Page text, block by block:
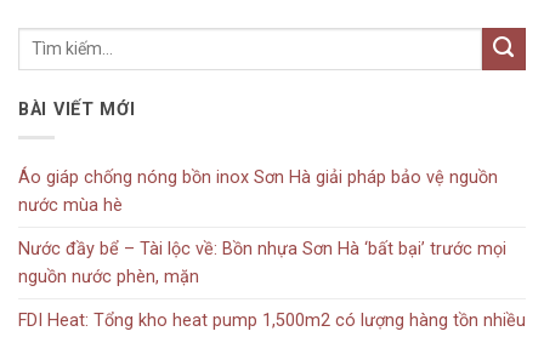
BÀI VIẾT MỚI
Áo giáp chống nóng bồn inox Sơn Hà giải pháp bảo vệ nguồn
nước mùa hè
Nước đầy bể – Tài lộc về: Bồn nhựa Sơn Hà ‘bất bại’ trước mọi
nguồn nước phèn, mặn
FDI Heat: Tổng kho heat pump 1,500m2 có lượng hàng tồn nhiều